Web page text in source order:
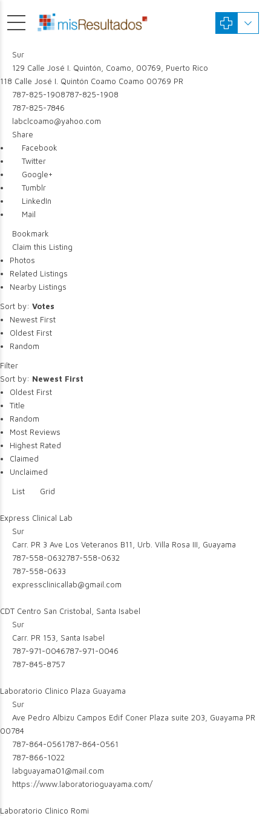
Sur
129 Calle José I. Quintón, Coamo, 00769, Puerto Rico
118 Calle José I. Quintón Coamo Coamo 00769 PR
787-825-1908787-825-1908
787-825-7846
labclcoamo@yahoo.com
Share
Facebook
Twitter
Google+
Tumblr
LinkedIn
Mail
Bookmark
Claim this Listing
Photos
Related Listings
Nearby Listings
Sort by: Votes
Newest First
Oldest First
Random
Filter
Sort by: Newest First
Oldest First
Title
Random
Most Reviews
Highest Rated
Claimed
Unclaimed
List
Grid
Express Clinical Lab
Sur
Carr. PR 3 Ave Los Veteranos B11, Urb. Villa Rosa III, Guayama
787-558-0632787-558-0632
787-558-0633
expressclinicallab@gmail.com
CDT Centro San Cristobal, Santa Isabel
Sur
Carr. PR 153, Santa Isabel
787-971-0046787-971-0046
787-845-8757
Laboratorio Clinico Plaza Guayama
Sur
Ave Pedro Albizu Campos Edif Coner Plaza suite 203, Guayama PR
00784
787-864-0561787-864-0561
787-866-1022
labguayama01@mail.com
https://www.laboratorioguayama.com/
Laboratorio Clinico Romi